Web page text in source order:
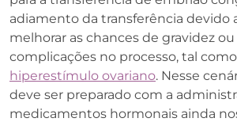
adiamento da transferência devido
melhorar as chances de gravidez
complicações no processo, tal
hiperestímulo ovariano. Nesse
deve ser preparado com a
medicamentos hormonais ainda